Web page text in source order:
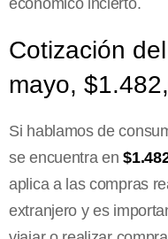
Cotización
mayo,
Si hablamos de
se encuentra en
aplica a las compras
extranjero y es